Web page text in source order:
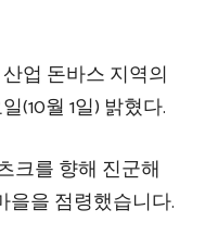
업 돈바스 지역의
(10월 1일) 밝혔다.
크를 향해 진군해
을을 점령했습니다.